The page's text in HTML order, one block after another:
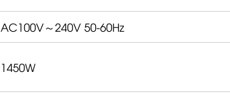
AC100V～240V 50-60Hz
1450W